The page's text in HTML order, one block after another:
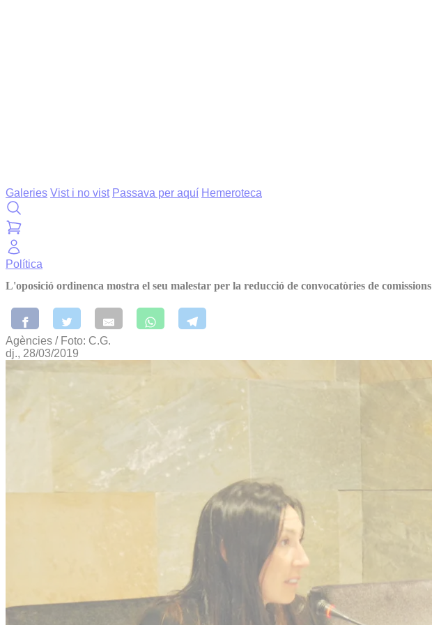
Galeries Vist i no vist Passava per aquí Hemeroteca
Política
L'oposició ordinenca mostra el seu malestar per la reducció de convocatòries de comissions
Agències / Foto: C.G.
dj., 28/03/2019